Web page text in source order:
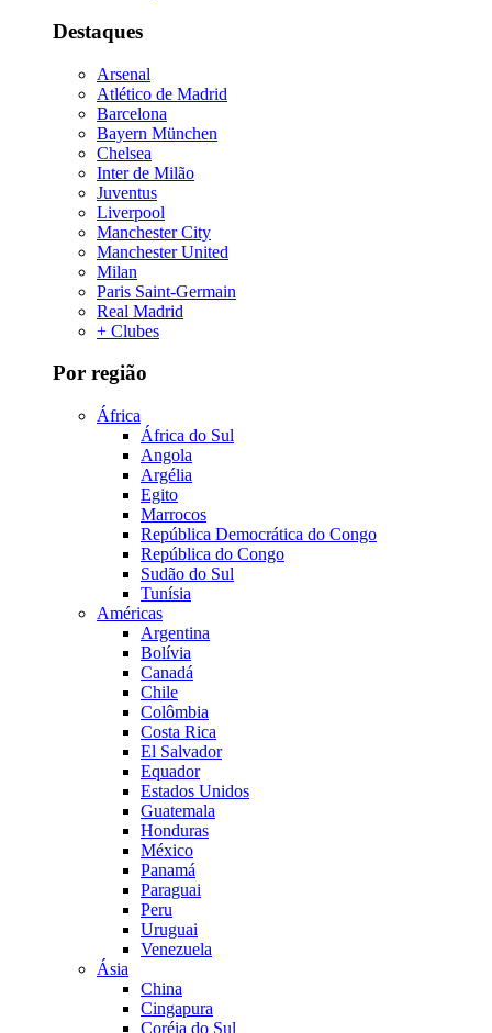
Destaques
Arsenal
Atlético de Madrid
Barcelona
Bayern München
Chelsea
Inter de Milão
Juventus
Liverpool
Manchester City
Manchester United
Milan
Paris Saint-Germain
Real Madrid
+ Clubes
Por região
África
África do Sul
Angola
Argélia
Egito
Marrocos
República Democrática do Congo
República do Congo
Sudão do Sul
Tunísia
Américas
Argentina
Bolívia
Canadá
Chile
Colômbia
Costa Rica
El Salvador
Equador
Estados Unidos
Guatemala
Honduras
México
Panamá
Paraguai
Peru
Uruguai
Venezuela
Ásia
China
Cingapura
Coréia do Sul